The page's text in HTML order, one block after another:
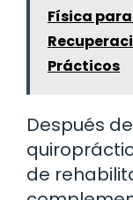
Física
Prácticos
Después
de